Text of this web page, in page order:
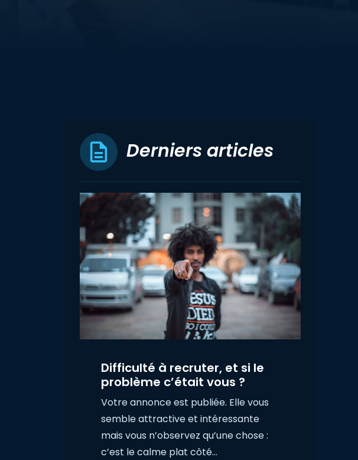
Derniers articles
Difficulté à recruter, et si le
problème c’était vous ?
Votre annonce est publiée. Elle vous
semble attractive et intéressante
mais vous n’observez qu’une chose :
c’est le calme plat côté…